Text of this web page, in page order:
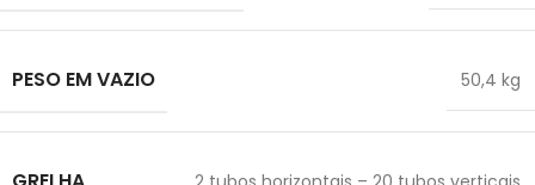
PESO EM VAZIO 50,4 kg